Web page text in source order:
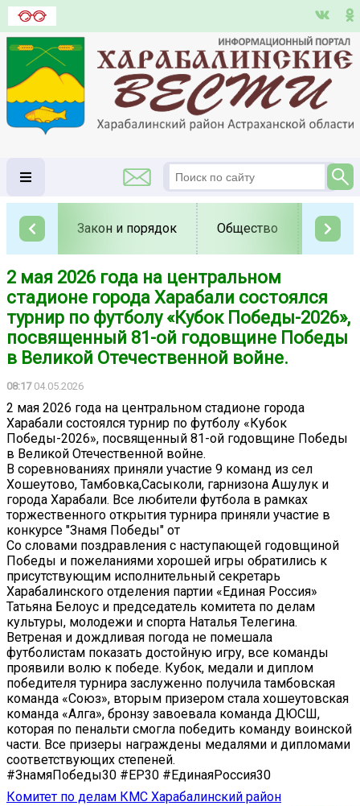
Закон и порядок Общество
2 мая 2026 года на центральном
стадионе города Харабали состоялся
турнир по футболу «Кубок Победы-2026»,
посвященный 81-ой годовщине Победы
в Великой Отечественной войне.
08:1704.05.2026
2 мая 2026 года на центральном стадионе города
Харабали состоялся турнир по футболу «Кубок
Победы-2026», посвященный 81-ой годовщине Победы
в Великой Отечественной войне.
В соревнованиях приняли участие 9 команд из сел
Хошеутово, Тамбовка,Сасыколи, гарнизона Ашулук и
города Харабали. Все любители футбола в рамках
торжественного открытия турнира приняли участие в
конкурсе "Знамя Победы" от
Со словами поздравления с наступающей годовщиной
Победы и пожеланиями хорошей игры обратились к
присутствующим исполнительный секретарь
Харабалинского отделения партии «Единая Россия»
Татьяна Белоус и председатель комитета по делам
культуры, молодежи и спорта Наталья Телегина.
Ветреная и дождливая погода не помешала
футболистам показать достойную игру, все команды
проявили волю к победе. Кубок, медали и диплом
победителя турнира заслуженно получила тамбовская
команда «Союз», вторым призером стала хошеутовская
команда «Алга», бронзу завоевала команда ДЮСШ,
которая по пенальти смогла победить команду воинской
части. Все призеры награждены медалями и дипломами
соответствующих степеней.
#ЗнамяПобеды30 #ЕР30 #ЕдинаяРоссия30
Комитет по делам КМС Харабалинский район